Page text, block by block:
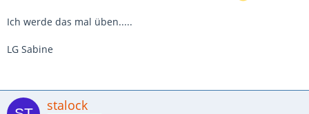
Ich werde das mal üben.....
LG Sabine
stalock